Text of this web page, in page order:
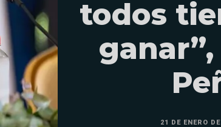
todos
21 DE ENERO